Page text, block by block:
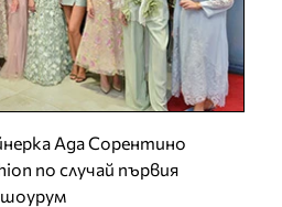
Ада Сорентино
по случай първия
шоурум